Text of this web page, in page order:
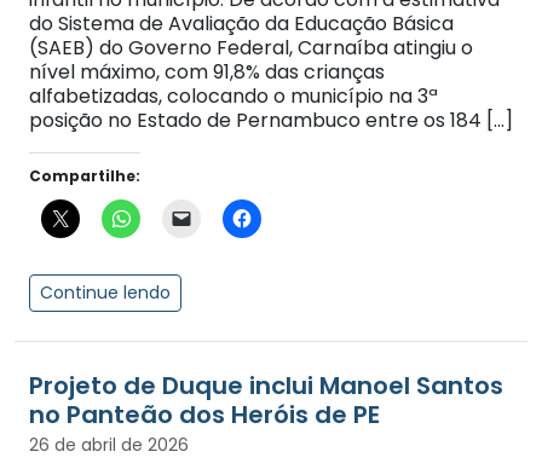
do Sistema de Avaliação da Educação Básica
(SAEB) do Governo Federal, Carnaíba atingiu o
nível máximo, com 91,8% das crianças
alfabetizadas, colocando o município na 3ª
posição no Estado de Pernambuco entre os 184 […]
Compartilhe:
Continue lendo
Projeto de Duque inclui Manoel Santos
no Panteão dos Heróis de PE
26 de abril de 2026